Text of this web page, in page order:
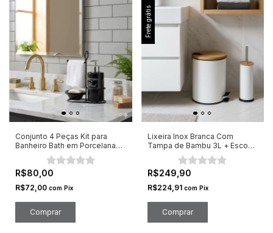
Conjunto 4 Peças Kit para
Banheiro Bath em Porcelana
R$80,00
R$72,00 com Pix
Frete grátis
Lixeira Inox Branca Com
Tampa de Bambu 3L + Escova
R$249,90
R$224,91 com Pix